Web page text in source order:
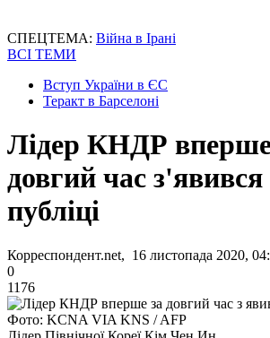
СПЕЦТЕМА: Війна в Ірані
ВСІ ТЕМИ
Вступ України в ЄС
Теракт в Барселоні
Лідер КНДР
довгий час
публіці
Корреспондент.net, 16 листопада 2020,
0
1176
Фото: KCNA VIA KNS / AFP